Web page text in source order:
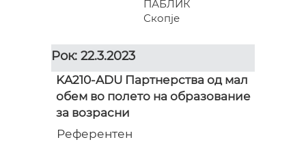
ПАБЛИК
Скопје
Рок: 22.3.2023
KA210-ADU Партнерства од мал
обем во полето на образование
за возрасни
Референтен